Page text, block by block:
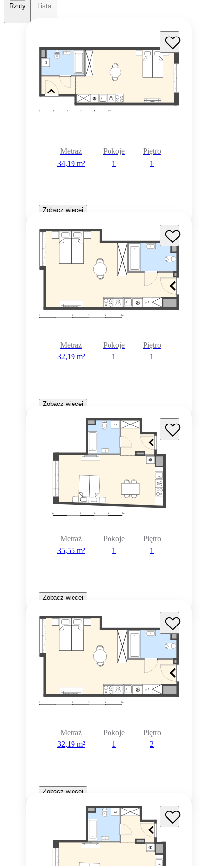
Rzuty Lista
Metraż
34,19 m²
Pokoje
1
Piętro
1
Zobacz więcej
Metraż
32,19 m²
Pokoje
1
Piętro
1
Zobacz więcej
Metraż
35,55 m²
Pokoje
1
Piętro
1
Zobacz więcej
Metraż
32,19 m²
Pokoje
1
Piętro
2
Zobacz więcej